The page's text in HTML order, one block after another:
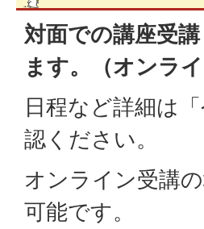
対面での講座受
ます。（オンラ
日程など詳細は
認ください。
オンライン受講
可能です。